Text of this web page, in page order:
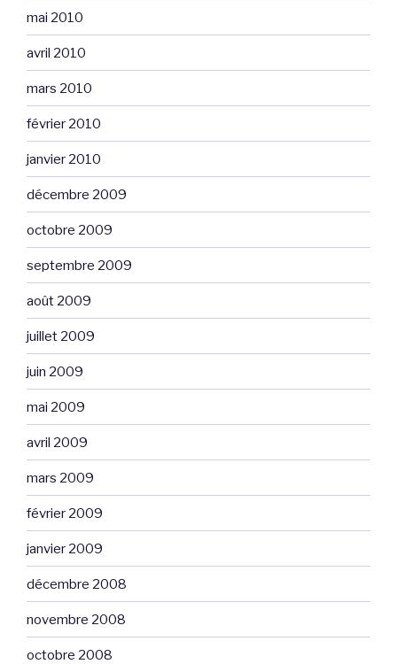
mai 2010
avril 2010
mars 2010
février 2010
janvier 2010
décembre 2009
octobre 2009
septembre 2009
août 2009
juillet 2009
juin 2009
mai 2009
avril 2009
mars 2009
février 2009
janvier 2009
décembre 2008
novembre 2008
octobre 2008